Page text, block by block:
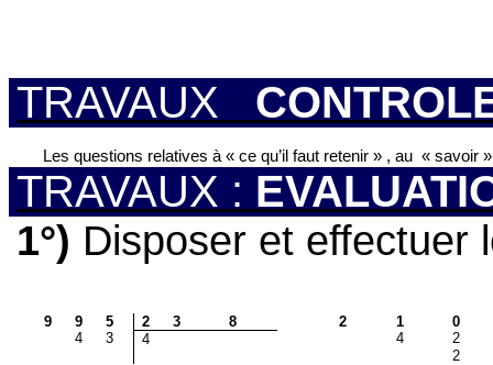
TRAVAUX
Les questions relatives à « ce qu’il faut retenir » , au « savoir
TRAVAUX :
1°) Disposer et effectuer
9 9 5 2 3 8 2 1
0
4
3 4 4
2
2